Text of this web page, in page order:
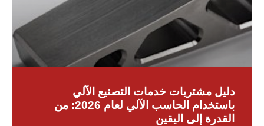
دليل مشتريات خدمات التصنيع الآلي
باستخدام الحاسب الآلي لعام 2026: من
القدرة إلى اليقين